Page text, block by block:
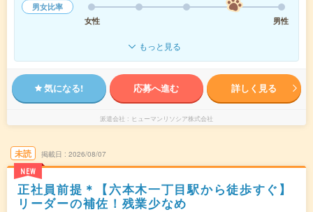
男女比率
女性
男性
もっと見る
気になる! 応募へ進む 詳しく見る
派遣会社 ヒューマンリソシア株式会社
未読
NEW
掲載日 2026/08/07
正社員前提＊【六本木一丁目駅から徒歩すぐ】
リーダーの補佐！残業少なめ